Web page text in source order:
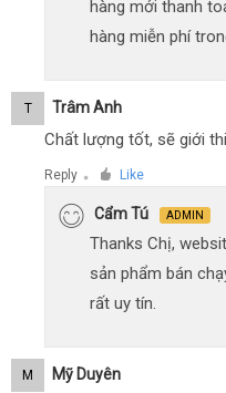
hàng mới thanh
hàng miễn phí
T Trâm Anh
Chất lượng tốt, sẽ giới
Reply ● Like
Cẩm Tú ADMIN
Thanks Chị,
sản phẩm bán
rất uy tín.
M Mỹ Duyên